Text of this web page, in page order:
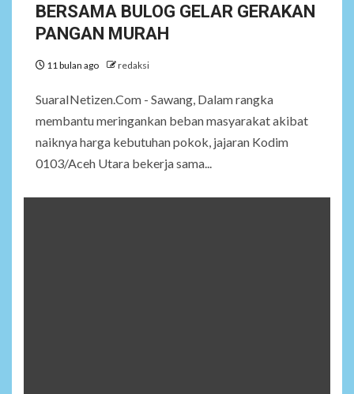
BERSAMA BULOG GELAR GERAKAN
PANGAN MURAH
11 bulan ago redaksi
SuaraINetizen.Com - Sawang, Dalam rangka
membantu meringankan beban masyarakat akibat
naiknya harga kebutuhan pokok, jajaran Kodim
0103/Aceh Utara bekerja sama...